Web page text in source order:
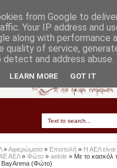
»Αφιερώματα » Επιστολή » Η ΑΕΛ είναι
ΑΕΛ» Φώτο » aelole » Με το κασκόλ
BayArena (Φώτο)
from Google to
Your IP address and
along with performance
quality of service,
and address abuse.
LEARN MORE GOT IT